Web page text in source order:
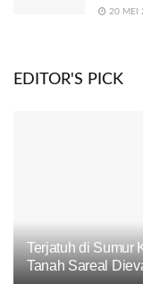
20 MEI
EDITOR'S PICK
Terjatuh di Sumur
Tanah Sareal